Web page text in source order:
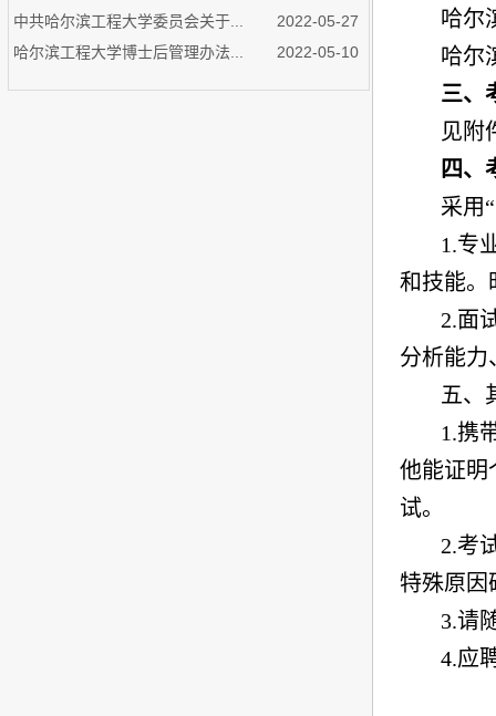
中共哈尔滨工程大学委员会关于...
2022-05-27
哈尔滨工程大学博士后管理办法...
2022-05-10
哈尔
哈尔
三、
见附
四、
采用
1.专
和技能。
2.面
分析能力
五、
1.携
他能证明
试。
2.考
特殊原因
3.请
4.应